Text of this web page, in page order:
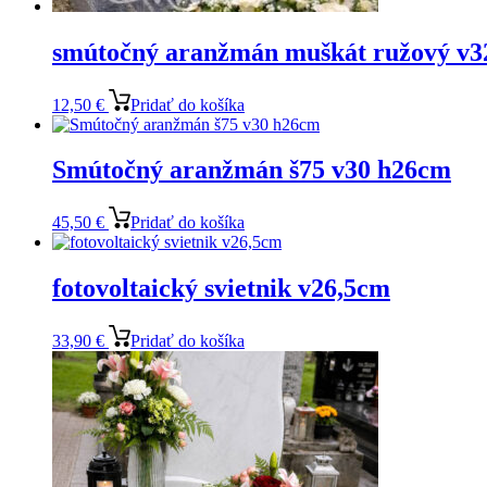
smútočný aranžmán muškát ružový
12,50 € Pridať do košíka
Smútočný aranžmán š75 v30 h26cm
45,50 € Pridať do košíka
fotovoltaický svietnik v26,5cm
33,90 € Pridať do košíka